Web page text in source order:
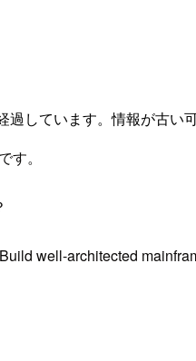
しています。情報が古い
。
well-architected